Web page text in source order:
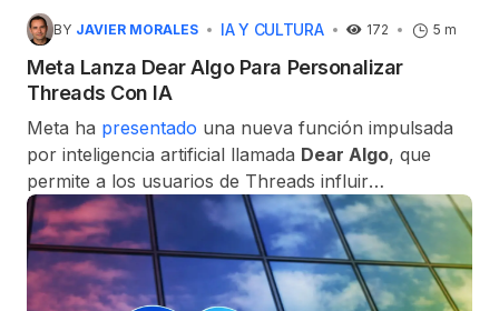
BY JAVIER MORALES IA Y CULTURA 172 5 m
Meta Lanza Dear Algo Para Personalizar
Threads Con IA
Meta ha presentado una nueva función impulsada
por inteligencia artificial llamada Dear Algo, que
permite a los usuarios de Threads influir
directamente en cómo el algoritmo de
recomendaciones de la plataforma selecciona el
contenido.